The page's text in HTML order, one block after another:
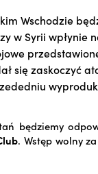
Wschodzie
w Syrii wpłynie
się zaskoczyć
będziemy
. Wstęp wolny